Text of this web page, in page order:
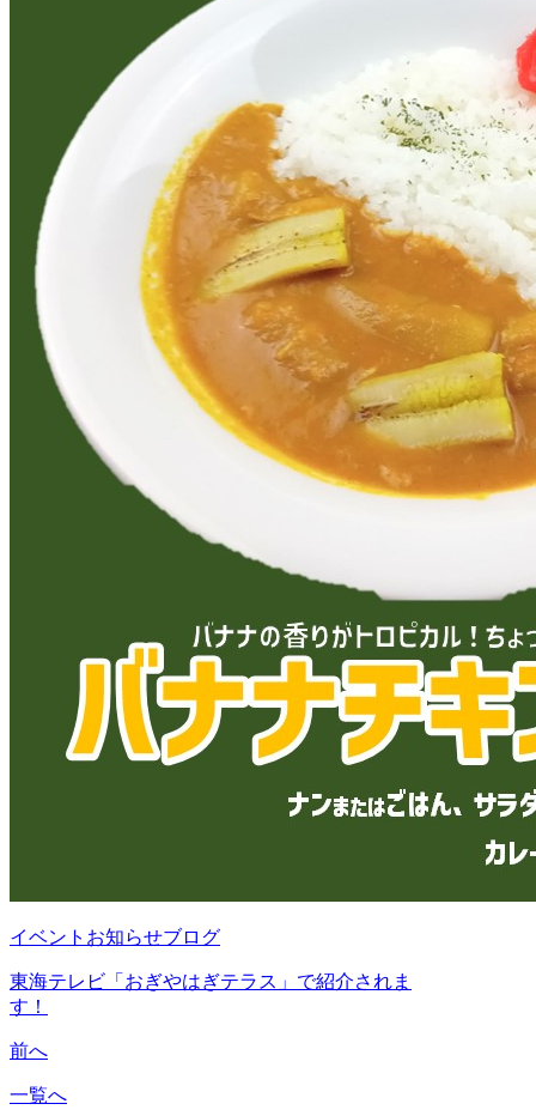
イベント お知らせブログ
東海テレビ「おぎやはぎテラス」で紹介されま
す！
前へ
一覧へ